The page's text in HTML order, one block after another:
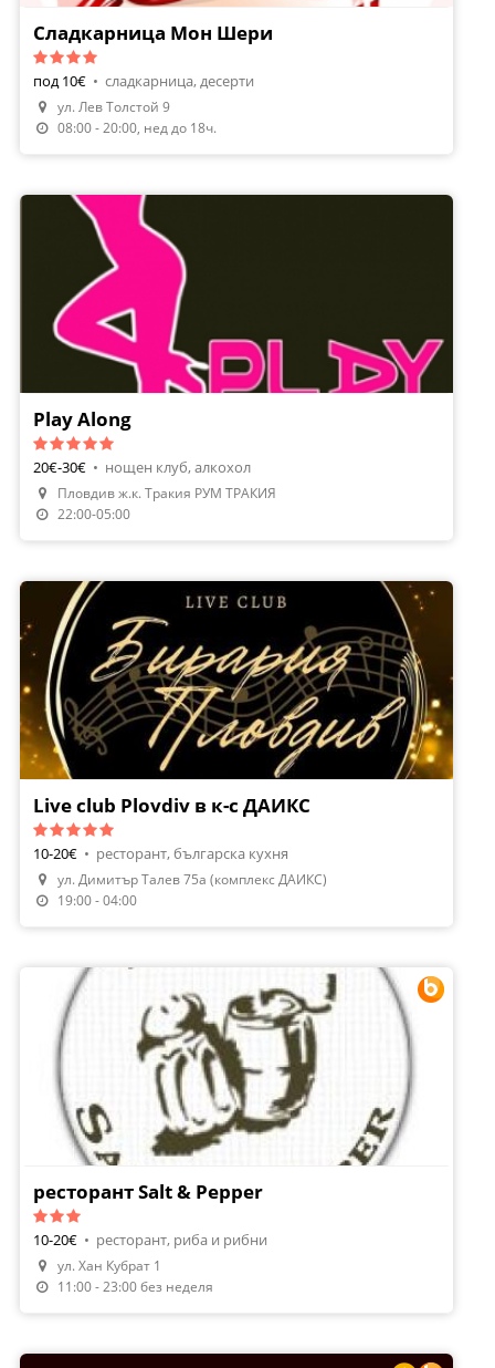
Сладкарница Мон Шери
под 10€ • сладкарница, десерти
ул. Лев Толстой 9
08:00 - 20:00, нед до 18ч.
Play Along
20€-30€ • нощен клуб, алкохол
Пловдив ж.к. Тракия РУМ ТРАКИЯ
22:00-05:00
Live club Plovdiv в к-с ДАИКС
10-20€ • ресторант, българска кухня
ул. Димитър Талев 75а (комплекс ДАИКС)
19:00 - 04:00
Направи Резервация
ресторант Salt & Pepper
10-20€ • ресторант, риба и рибни
ул. Хан Кубрат 1
11:00 - 23:00 без неделя